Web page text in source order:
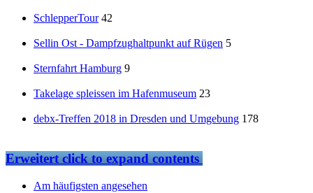
SchlepperTour 42
Sellin Ost - Dampfzughaltpunkt auf Rügen 5
Sternfahrt Hamburg 9
Takelage spleissen im Hafenmuseum 23
debx-Treffen 2018 in Dresden und Umgebung 178
Erweitertclick to expand contents
Am häufigsten angesehen